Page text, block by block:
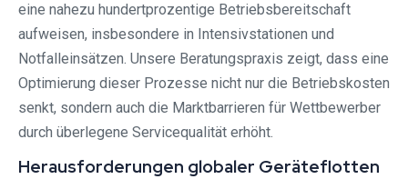
eine nahezu hundertprozentige Betriebsbereitschaft
aufweisen, insbesondere in Intensivstationen und
Notfalleinsätzen. Unsere Beratungspraxis zeigt, dass eine
Optimierung dieser Prozesse nicht nur die Betriebskosten
senkt, sondern auch die Marktbarrieren für Wettbewerber
durch überlegene Servicequalität erhöht.
Herausforderungen globaler Geräteflotten